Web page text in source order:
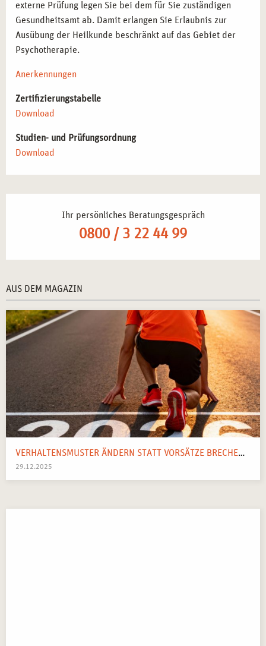
externe Prüfung legen Sie bei dem für Sie zuständigen
Gesundheitsamt ab. Damit erlangen Sie Erlaubnis zur
Ausübung der Heilkunde beschränkt auf das Gebiet der
Psychotherapie.
Anerkennungen
Zertifizierungstabelle
Download
Studien- und Prüfungsordnung
Download
Ihr persönliches Beratungsgespräch
0800 / 3 22 44 99
AUS DEM MAGAZIN
VERHALTENSMUSTER ÄNDERN STATT VORSÄTZE BRECHEN: IHR SYSTEMISCHER WEGWEISER FÜR 2026
29.12.2025